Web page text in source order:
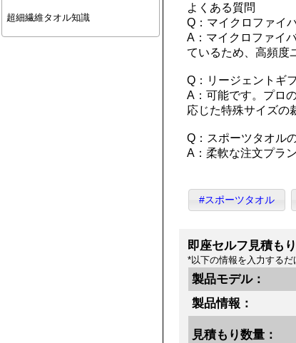
超細繊維タオル知識
よくある質問
Q：マイクロファイ
A：マイクロファイ
ているため、高頻度
Q：リージェントギ
A：可能です。プロ
応じた特殊サイズの
Q：スポーツタオル
A：柔軟な注文プラ
#スポーツタオル
即座セルフ見積もり
*以下の情報を入力するだ
製品モデル：
製品情報：
見積もり数量：